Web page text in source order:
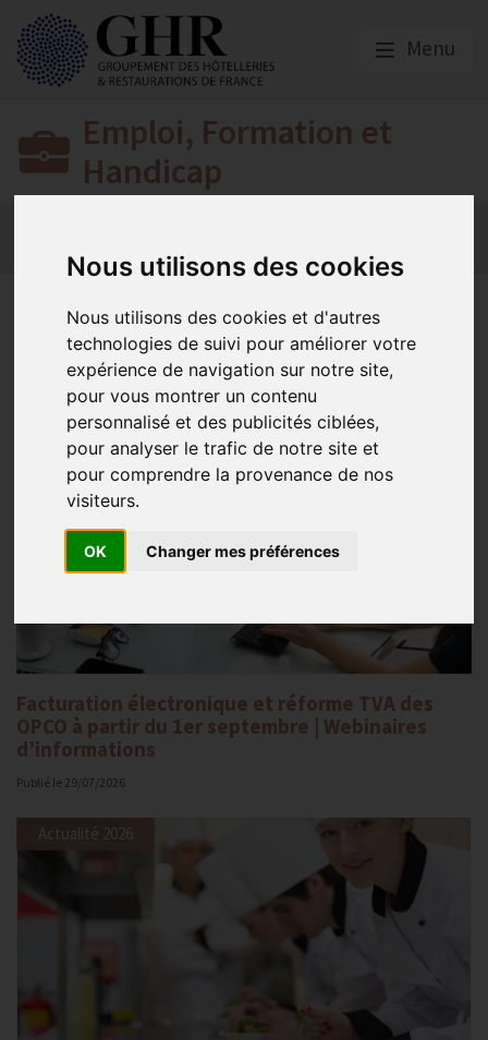
Nous utilisons des cookies
Nous utilisons des cookies et d'autres
technologies de suivi pour améliorer votre
expérience de navigation sur notre site,
pour vous montrer un contenu
personnalisé et des publicités ciblées,
pour analyser le trafic de notre site et
pour comprendre la provenance de nos
visiteurs.
OK Changer mes préférences
Menu
Emploi, Formation et
Handicap
Formation
Mission Handicap
Nos derniers
articles
Facturation électronique et réforme TVA des
OPCO à partir du 1er septembre | Webinaires
d’informations
Publié le 29/07/2026
Actualité 2026
Actualité 2026